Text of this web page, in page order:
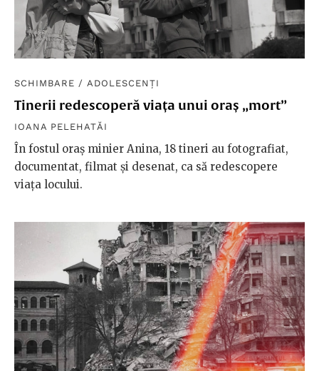
SCHIMBARE / ADOLESCENȚI
Tinerii redescoperă viața unui oraș „mort”
IOANA PELEHATĂI
În fostul oraș minier Anina, 18 tineri au fotografiat,
documentat, filmat și desenat, ca să redescopere
viața locului.